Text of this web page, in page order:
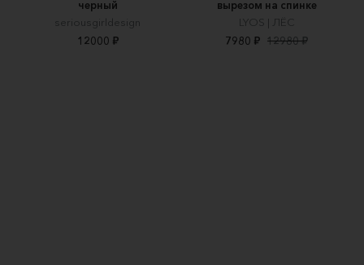
черный
seriousgirldesign
12000 ₽
вырезом на спинке
LYOS | ЛЁС
7980 ₽ 12980 ₽